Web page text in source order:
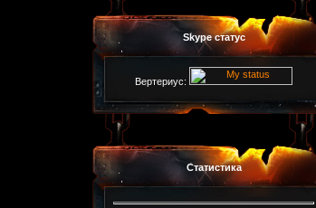
Skype статус
Вертериус:
Статистика